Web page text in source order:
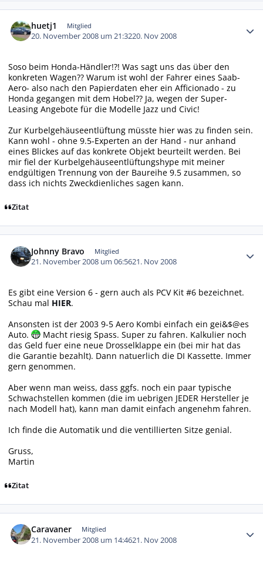
huetj1 Mitglied
20. November 2008 um 21:3220. Nov 2008
Soso beim Honda-Händler!?! Was sagt uns das über den
konkreten Wagen?? Warum ist wohl der Fahrer eines Saab-
Aero- also nach den Papierdaten eher ein Afficionado - zu
Honda gegangen mit dem Hobel?? Ja, wegen der Super-
Leasing Angebote für die Modelle Jazz und Civic!
Zur Kurbelgehäuseentlüftung müsste hier was zu finden sein.
Kann wohl - ohne 9.5-Experten an der Hand - nur anhand
eines Blickes auf das konkrete Objekt beurteilt werden. Bei
mir fiel der Kurbelgehäuseentlüftungshype mit meiner
endgültigen Trennung von der Baureihe 9.5 zusammen, so
dass ich nichts Zweckdienliches sagen kann.
Zitat
Johnny Bravo Mitglied
21. November 2008 um 06:5621. Nov 2008
Es gibt eine Version 6 - gern auch als PCV Kit #6 bezeichnet.
Schau mal HIER.
Ansonsten ist der 2003 9-5 Aero Kombi einfach ein gei&$@es
Auto.
Macht riesig Spass. Super zu fahren. Kalkulier noch
das Geld fuer eine neue Drosselklappe ein (bei mir hat das
die Garantie bezahlt). Dann natuerlich die DI Kassette. Immer
gern genommen.
Aber wenn man weiss, dass ggfs. noch ein paar typische
Schwachstellen kommen (die im uebrigen JEDER Hersteller je
nach Modell hat), kann man damit einfach angenehm fahren.
Ich finde die Automatik und die ventillierten Sitze genial.
Gruss,
Martin
Zitat
Caravaner Mitglied
21. November 2008 um 14:4621. Nov 2008